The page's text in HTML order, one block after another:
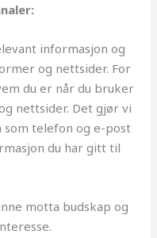
informasjon og
og nettsider. For
du er når du bruker
nettsider. Det gjør vi
telefon og e-post
du har gitt til
motta budskap og